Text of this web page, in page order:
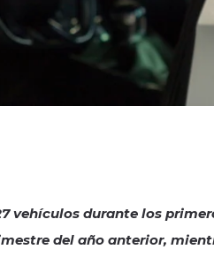
vehículos durante los
del año anterior,